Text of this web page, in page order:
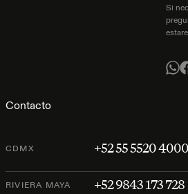
Contacto
CDMX +52 55 5520 4000
RIVIERA MAYA +52 9843 173 728
Si